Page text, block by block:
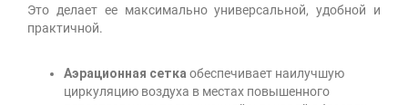
Это делает ее максимально универсальной, удобной и
практичной.
Аэрационная сетка обеспечивает наилучшую
циркуляцию воздуха в местах повышенного